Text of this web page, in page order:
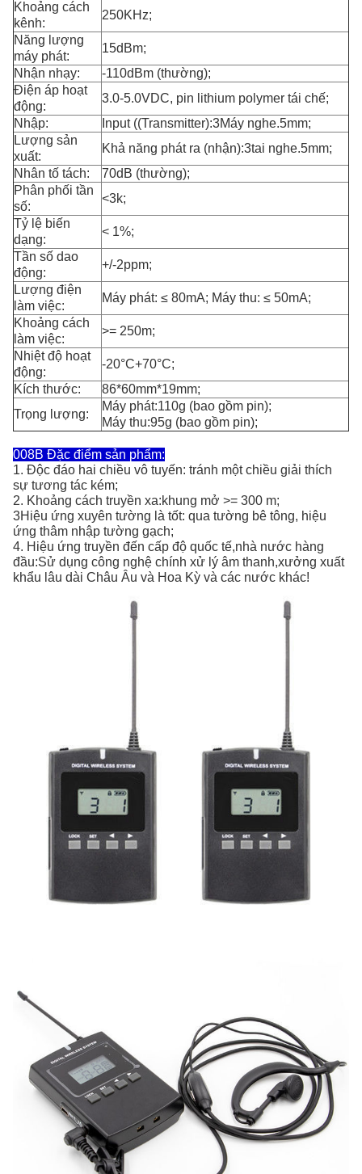
Khoảng cách
kênh:
250KHz;
Năng lượng
máy phát:
15dBm;
Nhận nhạy:
-110dBm (thường);
Điện áp hoạt
động:
3.0-5.0VDC, pin lithium polymer tái chế;
Nhập:
Input ((Transmitter):3Máy nghe.5mm;
Lượng sản
xuất:
Khả năng phát ra (nhận):3tai nghe.5mm;
Nhân tố tách:
70dB (thường);
Phân phối tần
số:
<3k;
Tỷ lệ biến
dạng:
< 1%;
Tần số dao
động:
+/-2ppm;
Lượng điện
làm việc:
Máy phát: ≤ 80mA; Máy thu: ≤ 50mA;
Khoảng cách
làm việc:
>= 250m;
Nhiệt độ hoạt
động:
-20°C+70°C;
Kích thước:
86*60mm*19mm;
Trọng lượng:
Máy phát:110g (bao gồm pin);
Máy thu:95g (bao gồm pin);
008B Đặc điểm sản phẩm:
1. Độc đáo hai chiều vô tuyến: tránh một chiều giải thích
sự tương tác kém;
2. Khoảng cách truyền xa:khung mở >= 300 m;
3Hiệu ứng xuyên tường là tốt: qua tường bê tông, hiệu
ứng thâm nhập tường gạch;
4. Hiệu ứng truyền đến cấp độ quốc tế,nhà nước hàng
đầu:Sử dụng công nghệ chính xử lý âm thanh,xưởng xuất
khẩu lâu dài Châu Âu và Hoa Kỳ và các nước khác!